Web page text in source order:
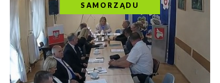
SAMORZĄDU